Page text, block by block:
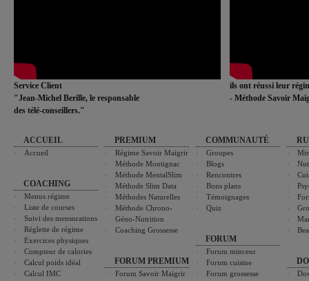
Service Client
"Jean-Michel Berille, le responsable
des télé-conseillers."
ils ont réussi leur
- Méthode Savoir
ACCUEIL
Accueil
COACHING
Menus régime
Liste de courses
Suivi des mensurations
Réglette de régime
Exercices physiques
Compteur de calories
Calcul poids idéal
Calcul IMC
PREMIUM
Régime Savoir Maigrir
Méthode Montignac
Méthode MentalSlim
Méthode Slim Data
Méthodes Naturelles
Méthode Chrono-
Géno-Nutrition
Coaching Grossesse
FORUM PREMIUM
Forum Savoir Maigrir
COMMUNAUTÉ
Groupes
Blogs
Rencontres
Bons plans
Témoignages
Quiz
FORUM
Forum minceur
Forum cuisine
Forum grossesse